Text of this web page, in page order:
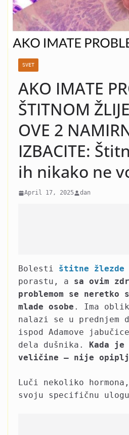
nasilje i krah:
je razlog kraha
Jovanovića!
se radi neće
SVET
AKO IMATE
ŠTITNOM
OVE 2
IZBACITE:
ih nikako ne
April 17, 2025 dan
Bolesti štitne žlezde
porastu, a sa ovim
problemom se neretko
mlade osobe . Ima
nalazi se u prednjem
ispod Adamove
dela dušnika.
Kada je
veličine – nije
Luči nekoliko
svoju specifičnu